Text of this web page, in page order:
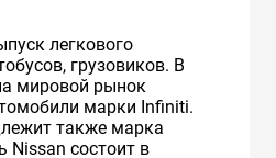
легкового
грузовиков. В
мировой рынок
марки Infiniti.
также марка
Nissan состоит в